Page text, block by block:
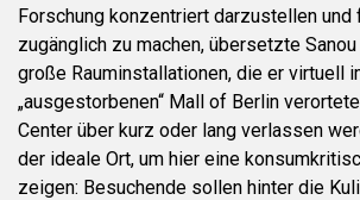
Forschung konzentriert darzustellen und
zugänglich zu machen, übersetzte
große Rauminstallationen, die er virtuell
„ausgestorbenen“ Mall of Berlin
Center über kurz oder lang verlassen
der ideale Ort, um hier eine
zeigen: Besuchende sollen hinter die